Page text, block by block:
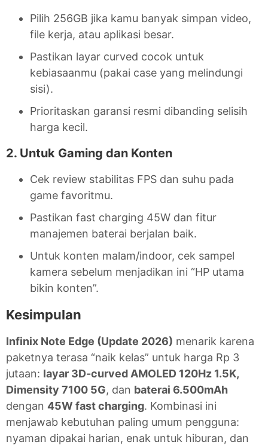
Pilih 256GB jika kamu banyak simpan video,
file kerja, atau aplikasi besar.
Pastikan layar curved cocok untuk
kebiasaanmu (pakai case yang melindungi
sisi).
Prioritaskan garansi resmi dibanding selisih
harga kecil.
2. Untuk Gaming dan Konten
Cek review stabilitas FPS dan suhu pada
game favoritmu.
Pastikan fast charging 45W dan fitur
manajemen baterai berjalan baik.
Untuk konten malam/indoor, cek sampel
kamera sebelum menjadikan ini “HP utama
bikin konten”.
Kesimpulan
Infinix Note Edge (Update 2026) menarik karena
paketnya terasa “naik kelas” untuk harga Rp 3
jutaan: layar 3D-curved AMOLED 120Hz 1.5K,
Dimensity 7100 5G, dan baterai 6.500mAh
dengan 45W fast charging. Kombinasi ini
menjawab kebutuhan paling umum pengguna:
nyaman dipakai harian, enak untuk hiburan, dan